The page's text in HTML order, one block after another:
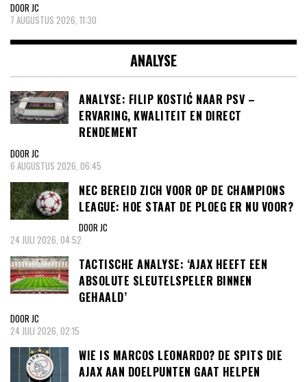
DOOR JC
7 AUGUSTUS 2026, 11:30
ANALYSE
ANALYSE: FILIP KOSTIĆ NAAR PSV –
ERVARING, KWALITEIT EN DIRECT
RENDEMENT
DOOR JC
6 AUGUSTUS 2026, 06:45
NEC BEREID ZICH VOOR OP DE CHAMPIONS
LEAGUE: HOE STAAT DE PLOEG ER NU VOOR?
DOOR JC
24 JULI 2026, 04:52
TACTISCHE ANALYSE: ‘AJAX HEEFT EEN
ABSOLUTE SLEUTELSPELER BINNEN
GEHAALD’
DOOR JC
24 JULI 2026, 02:15
WIE IS MARCOS LEONARDO? DE SPITS DIE
AJAX AAN DOELPUNTEN GAAT HELPEN